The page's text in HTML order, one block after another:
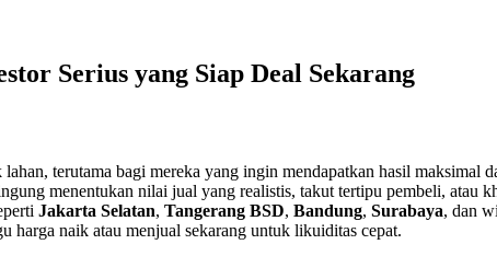
Serius yang Siap Deal Sekarang
terutama bagi mereka yang ingin mendapatkan hasil maksimal
menentukan nilai jual yang realistis, takut tertipu pembeli, atau
Jakarta Selatan, Tangerang BSD, Bandung, Surabaya, dan
harga naik atau menjual sekarang untuk likuiditas cepat.